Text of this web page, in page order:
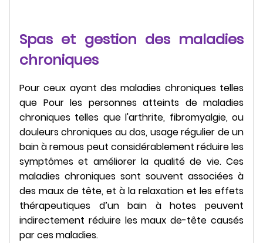
Spas et gestion des maladies
chroniques
Pour ceux ayant des maladies chroniques telles
que Pour les personnes atteints de maladies
chroniques telles que l'arthrite, fibromyalgie, ou
douleurs chroniques au dos, usage régulier de un
bain à remous peut considérablement réduire les
symptômes et améliorer la qualité de vie. Ces
maladies chroniques sont souvent associées à
des maux de tête, et à la relaxation et les effets
thérapeutiques d’un bain à hotes peuvent
indirectement réduire les maux de-tête causés
par ces maladies.